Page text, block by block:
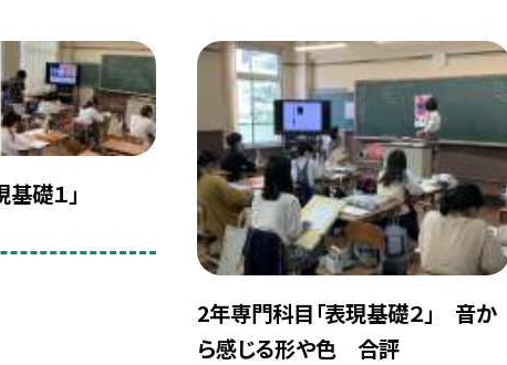
基礎１」
2年専門科目「表現基礎２」 音か
ら感じる形や色 合評